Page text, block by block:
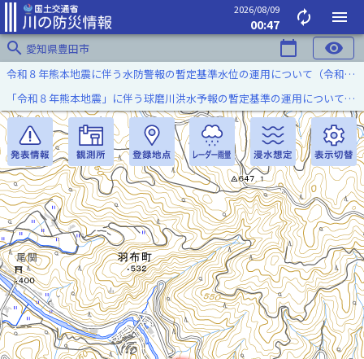
2026/08/09
00:47 autorenew
menu
search 愛知県豊田市 calendar_today visibility
令和８年熊本地震に伴う水防警報の暫定基準水位の運用について（令和８年８月７日）
「令和８年熊本地震」に伴う球磨川洪水予報の暫定基準の運用について（令和８年８月５日）